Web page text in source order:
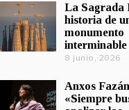
La Sagrada
historia de
monumento
interminable
8 junio, 2026
Anxos
«Siempre